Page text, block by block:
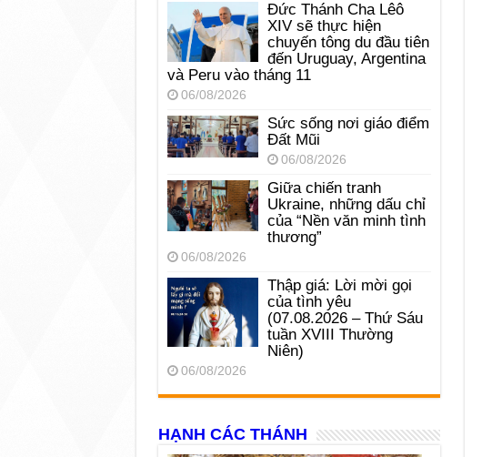
Đức Thánh Cha Lêô
XIV sẽ thực hiện
chuyến tông du đầu tiên
đến Uruguay, Argentina
và Peru vào tháng 11
06/08/2026
Sức sống nơi giáo điểm
Đất Mũi
06/08/2026
Giữa chiến tranh
Ukraine, những dấu chỉ
của “Nền văn minh tình
thương”
06/08/2026
Thập giá: Lời mời gọi
của tình yêu
(07.08.2026 – Thứ Sáu
tuần XVIII Thường
Niên)
06/08/2026
HẠNH CÁC THÁNH